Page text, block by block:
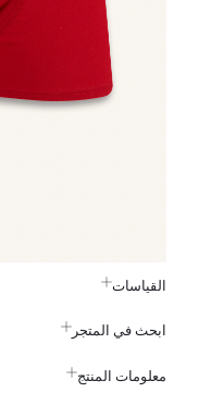
القياسات
ابحث في المتجر
معلومات المنتج